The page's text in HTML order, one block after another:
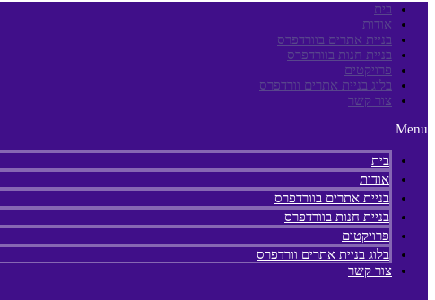
בית
אודות
בניית אתרים בוורדפרס
בניית חנות בוורדפרס
פרויקטים
בלוג בניית אתרים וורדפרס
צור קשר
Menu
בית
אודות
בניית אתרים בוורדפרס
בניית חנות בוורדפרס
פרויקטים
בלוג בניית אתרים וורדפרס
צור קשר